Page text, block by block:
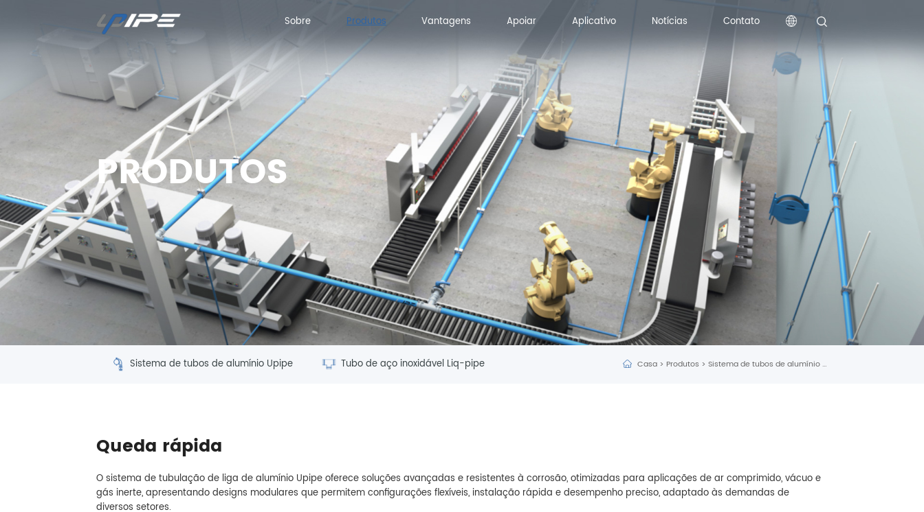
Sobre
Sobre
Produtos Vantagens
Vantagens
Apoiar
Apoiar
Aplicativo
Aplicativo
Notícias Contato
Contato
PRODUTOS
Casa >Produtos >Sistema de tubos de alumínio Upipe
Sistema de tubos de alumínio Upipe Tubo de aço inoxidável Liq-pipe
Queda rápida
O sistema de tubulação de liga de alumínio Upipe oferece soluções avançadas e resistentes à corrosão, otimizadas para aplicações de ar comprimido, vácuo e
gás inerte, apresentando designs modulares que permitem configurações flexíveis, instalação rápida e desempenho preciso, adaptado às demandas de
diversos setores.